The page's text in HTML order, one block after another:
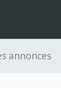
annonces